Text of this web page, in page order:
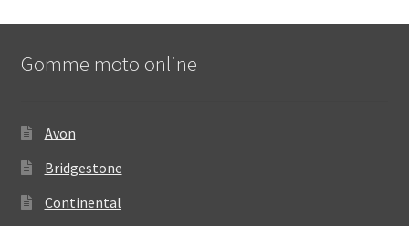
Gomme moto online
Avon
Bridgestone
Continental